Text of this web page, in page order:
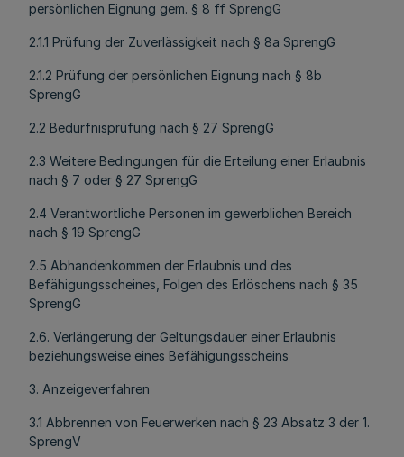
persönlichen Eignung gem. § 8 ff SprengG
2.1.1 Prüfung der Zuverlässigkeit nach § 8a SprengG
2.1.2 Prüfung der persönlichen Eignung nach § 8b
SprengG
2.2 Bedürfnisprüfung nach § 27 SprengG
2.3 Weitere Bedingungen für die Erteilung einer Erlaubnis
nach § 7 oder § 27 SprengG
2.4 Verantwortliche Personen im gewerblichen Bereich
nach § 19 SprengG
2.5 Abhandenkommen der Erlaubnis und des
Befähigungsscheines, Folgen des Erlöschens nach § 35
SprengG
2.6. Verlängerung der Geltungsdauer einer Erlaubnis
beziehungsweise eines Befähigungsscheins
3. Anzeigeverfahren
3.1 Abbrennen von Feuerwerken nach § 23 Absatz 3 der 1.
SprengV